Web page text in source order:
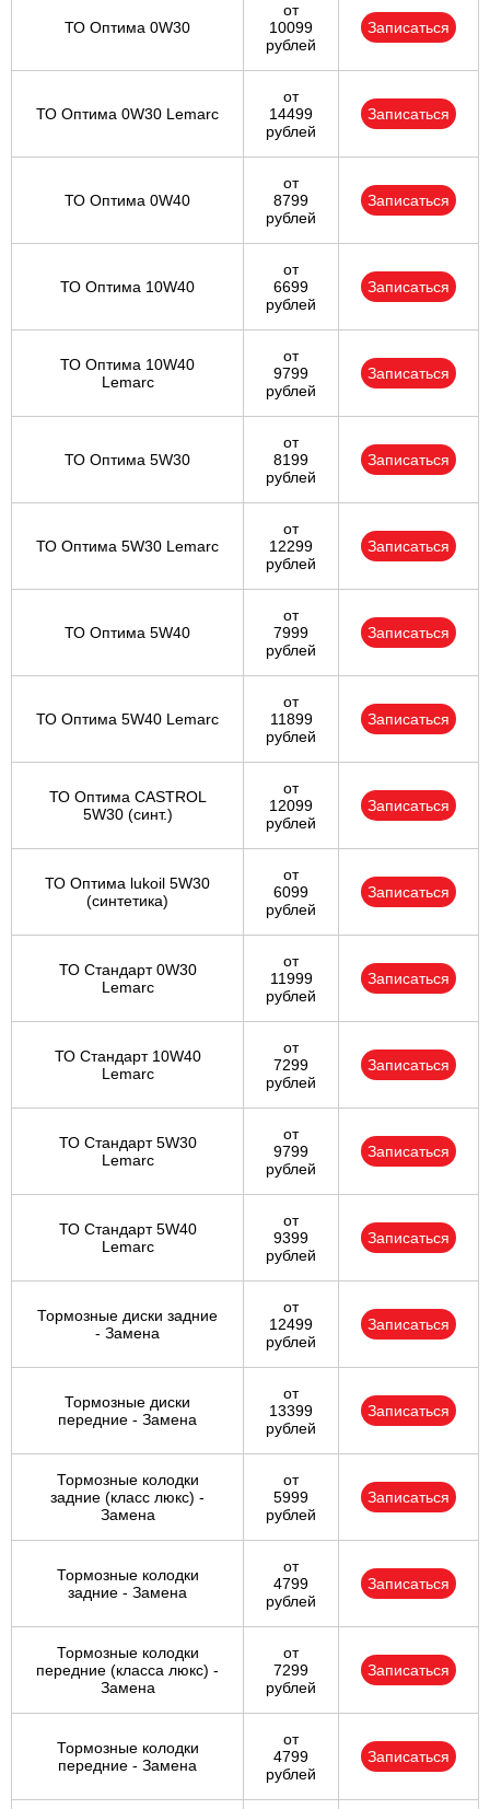
ТО Оптима 0W30
от
10099
рублей
Записаться
ТО Оптима 0W30 Lemarc
от
14499
рублей
Записаться
ТО Оптима 0W40
от
8799
рублей
Записаться
ТО Оптима 10W40
от
6699
рублей
Записаться
ТО Оптима 10W40
Lemarc
от
9799
рублей
Записаться
ТО Оптима 5W30
от
8199
рублей
Записаться
ТО Оптима 5W30 Lemarc
от
12299
рублей
Записаться
ТО Оптима 5W40
от
7999
рублей
Записаться
ТО Оптима 5W40 Lemarc
от
11899
рублей
Записаться
ТО Оптима CASTROL
5W30 (синт.)
от
12099
рублей
Записаться
ТО Оптима lukoil 5W30
(синтетика)
от
6099
рублей
Записаться
ТО Стандарт 0W30
Lemarc
от
11999
рублей
Записаться
ТО Стандарт 10W40
Lemarc
от
7299
рублей
Записаться
ТО Стандарт 5W30
Lemarc
от
9799
рублей
Записаться
ТО Стандарт 5W40
Lemarc
от
9399
рублей
Записаться
Тормозные диски задние
- Замена
от
12499
рублей
Записаться
Тормозные диски
передние - Замена
от
13399
рублей
Записаться
Тормозные колодки
задние (класс люкс) -
Замена
от
5999
рублей
Записаться
Тормозные колодки
задние - Замена
от
4799
рублей
Записаться
Тормозные колодки
передние (класса люкс) -
Замена
от
7299
рублей
Записаться
Тормозные колодки
передние - Замена
от
4799
рублей
Записаться